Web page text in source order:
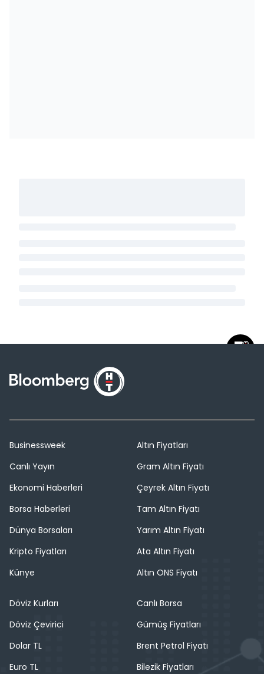
Businessweek
Canlı Yayın
Ekonomi Haberleri
Borsa Haberleri
Dünya Borsaları
Kripto Fiyatları
Künye
Altın Fiyatları
Gram Altın Fiyatı
Çeyrek Altın Fiyatı
Tam Altın Fiyatı
Yarım Altın Fiyatı
Ata Altın Fiyatı
Altın ONS Fiyatı
Döviz Kurları
Döviz Çevirici
Dolar TL
Euro TL
Canlı Borsa
Gümüş Fiyatları
Brent Petrol Fiyatı
Bilezik Fiyatları